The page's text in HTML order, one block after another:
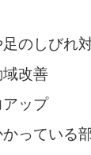
のしびれ
域改善
アップ
っている